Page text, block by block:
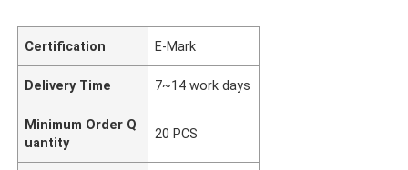
Certification E-Mark
Delivery Time 7~14 work days
Minimum Order Q
uantity
20 PCS